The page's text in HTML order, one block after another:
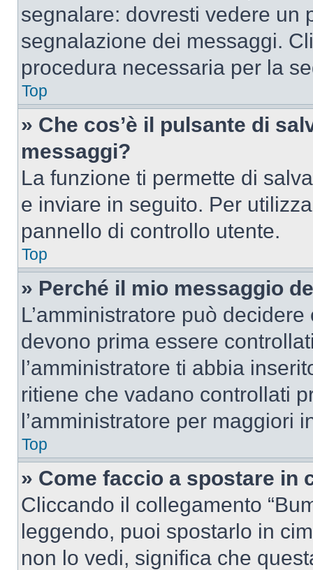
segnalare: dovresti vedere un
segnalazione dei messaggi.
procedura necessaria per la
Top
» Che cos’è il pulsante di
messaggi?
La funzione ti permette di
e inviare in seguito. Per
pannello di controllo utente.
Top
» Perché il mio messaggio
L’amministratore può
devono prima essere
l’amministratore ti abbia
ritiene che vadano controllati
l’amministratore per maggiori
Top
» Come faccio a spostare in
Cliccando il collegamento
leggendo, puoi spostarlo in
non lo vedi, significa che